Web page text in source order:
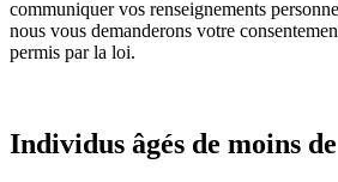
communiquer vos renseignements
nous vous demanderons votre
permis par la loi.
Individus âgés de moins